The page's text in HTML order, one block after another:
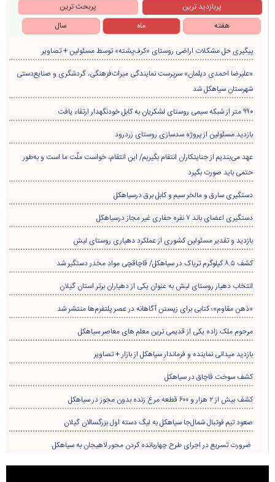
پربازدید ترین
پربحث ترین
هفته
ماه سال
پیگیری حل مشکلات اراضی روستای «کرف‌پشته» توسط مسئولین + تصاویر
«علیرضا احمدی دیلمان» سرپرست نمایندگی میراث‌فرهنگی، گردشگری و صنایع‌دستی
شهرستان سیاهکل شد
۹۹۰ متر از شبکه سیمی روستای لشکریان به کابل خودنگهدار ارتقاء یافت
بازدید مسئولین از پروژه سدسازی روستای زردرود
عهد می‌بندیم از جنایتکاران انتقام بگیریم/ این انتقام، خواست ملّت ما است و به‌طور
حتمی باید صورت بگیرد
دستگیری سارق و مالخر سیم و کابل برق درسیاهکل
دستگیری اعضای باند ۷ نفره حفاری غير مجاز درسیاهکل
بازدید و تقدیر مسئولین کشوری از عملکرد دهیاری روستای لیش
کشف ۸.۵ کیلوگرم تریاک در سیاهکل/ قاچاقچی مواد مخدر دستگیر شد
انتخاب دهیار روستای لیش به عنوان یکی از دهیاران برتر استان گیلان
«ذهن مقاوم»؛ کتابی برای زیستن آگاهانه در عصر پلتفرم‌ها منتشر شد
مرحوم ملک زاده یکی از قدیمی ترین معلم های معاصر سیاهکل
بازدید میدانی نماینده و فرماندار سیاهکل از بازار + تصاویر
کشف سوخت قاچاق در سياهکل
کشف بیش از ۲ هزار و ۶۰۰ قطعه مرغ زنده بدون مجوز در سیاهکل
صعود تیم فوتبال شمال‌جا‌ سیاهکل به لیگ دسته اول بزرگسالان گیلان
ضرورت تسریع در اجرای طرح چهاربانده کردن محور لاهیجان به سیاهکل